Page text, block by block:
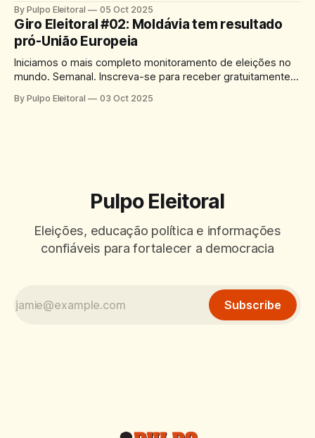
By Pulpo Eleitoral 05 Oct 2025
Giro Eleitoral #02: Moldávia tem resultado
pró-União Europeia
Iniciamos o mais completo monitoramento de eleições no
mundo. Semanal. Inscreva-se para receber gratuitamente
By Pulpo Eleitoral 03 Oct 2025
Pulpo Eleitoral
Eleições, educação política e informações
confiáveis para fortalecer a democracia
Subscribe